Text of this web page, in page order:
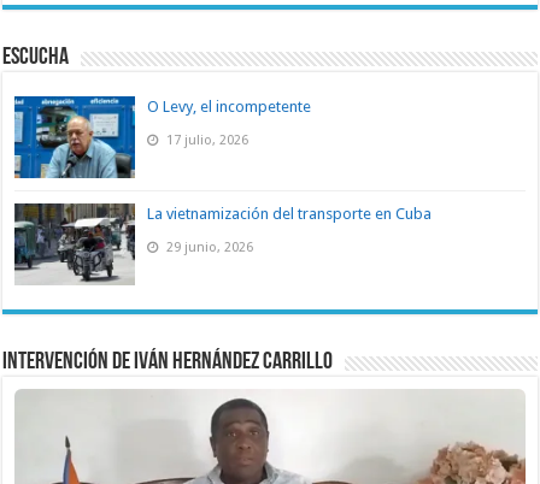
ESCUCHA
O Levy, el incompetente
17 julio, 2026
La vietnamización del transporte en Cuba
29 junio, 2026
Intervención de Iván Hernández Carrillo